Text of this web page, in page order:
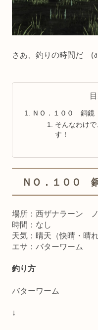
さあ、釣りの時間だ (ง
ＮＯ．１００ 銅鏡
そんなわけ
す！
ＮＯ．１００
場所：西ザナラーン
時間：なし
天気：晴天（快晴・晴れ
エサ：バターワーム
釣り方
バターワーム
↓